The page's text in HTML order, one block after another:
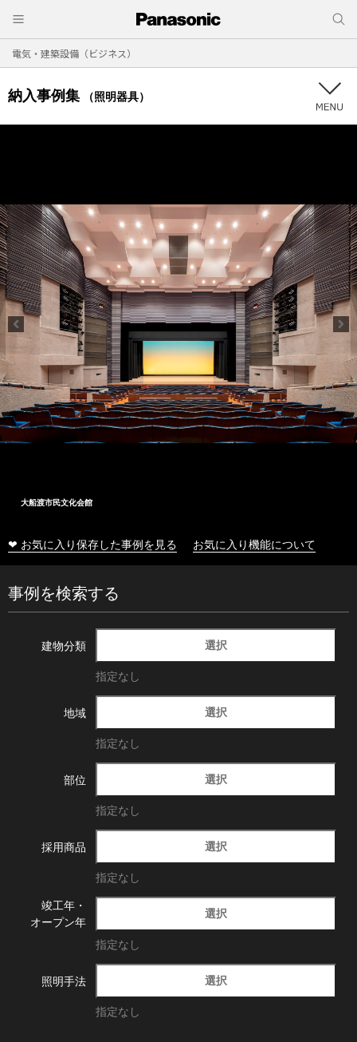
電気・建築設備（ビジネス）
納入事例集 （照明器具）
大船渡市民文化会館
❤ お気に入り保存した事例を見る お気に入り機能について
事例を検索する
建物分類 選択
指定なし
地域 選択
指定なし
部位 選択
指定なし
採用商品 選択
指定なし
竣工年・
オープン年
選択
指定なし
照明手法 選択
指定なし